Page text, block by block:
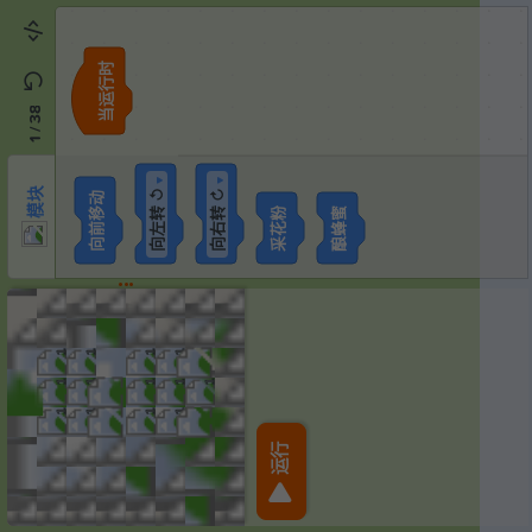
1
1
1
1
1
1
1
1
1
1
1
1
1
运行
模块
1
/
38
模块
向前移动 向左转 ↺
▼
向右转 ↻
▼
采花粉 酿蜂蜜
当运行时